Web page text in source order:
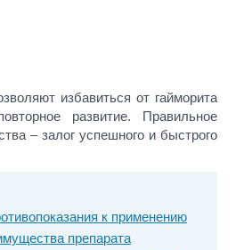
избавиться от гайморита
развитие. Правильное
– залог успешного и быстрого
к применению
препарата